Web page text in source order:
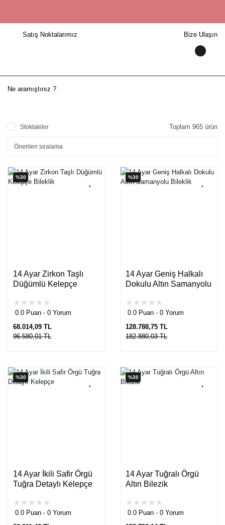
Satış Noktalarımız Bize Ulaşın
Stoktakiler Toplam 965 ürün
%30
14 Ayar Zirkon Taşlı
Düğümlü Kelepçe
0.0 Puan - 0 Yorum
68.014,09 TL
96.580,01 TL
%30
14 Ayar Geniş Halkalı
Dokulu Altın Samanyolu
0.0 Puan - 0 Yorum
128.788,75 TL
182.880,03 TL
%30
14 Ayar İkili Safir Örgü
Tuğra Detaylı Kelepçe
0.0 Puan - 0 Yorum
%30
14 Ayar Tuğralı Örgü
Altın Bilezik
0.0 Puan - 0 Yorum